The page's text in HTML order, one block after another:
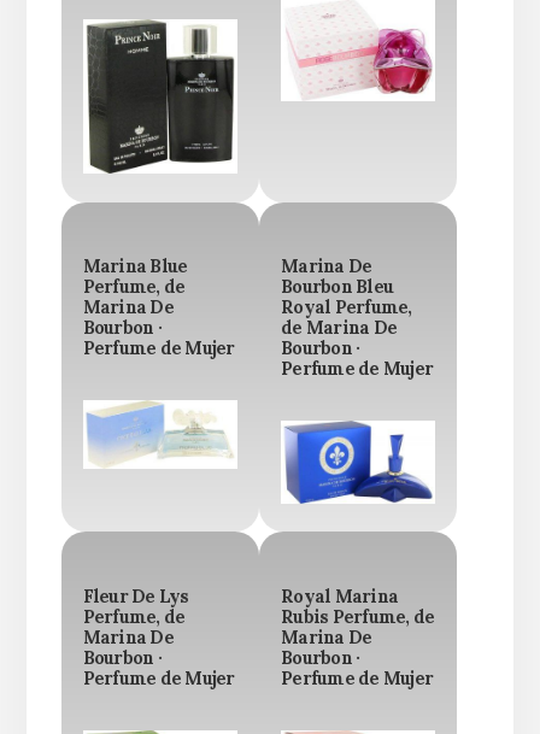
Marina Blue
Perfume, de
Marina De
Bourbon ·
Perfume de Mujer
Marina De
Bourbon Bleu
Royal Perfume,
de Marina De
Bourbon ·
Perfume de Mujer
Fleur De Lys
Perfume, de
Marina De
Bourbon ·
Perfume de Mujer
Royal Marina
Rubis Perfume, de
Marina De
Bourbon ·
Perfume de Mujer